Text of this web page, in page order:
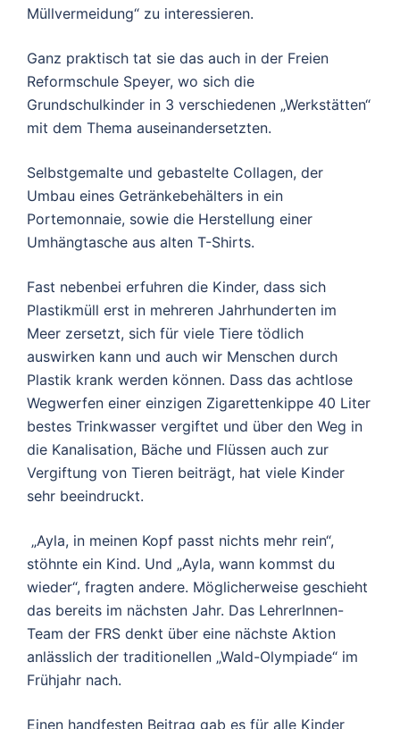
Müllvermeidung“ zu interessieren.
Ganz praktisch tat sie das auch in der Freien
Reformschule Speyer, wo sich die
Grundschulkinder in 3 verschiedenen „Werkstätten“
mit dem Thema auseinandersetzten.
Selbstgemalte und gebastelte Collagen, der
Umbau eines Getränkebehälters in ein
Portemonnaie, sowie die Herstellung einer
Umhängtasche aus alten T-Shirts.
Fast nebenbei erfuhren die Kinder, dass sich
Plastikmüll erst in mehreren Jahrhunderten im
Meer zersetzt, sich für viele Tiere tödlich
auswirken kann und auch wir Menschen durch
Plastik krank werden können. Dass das achtlose
Wegwerfen einer einzigen Zigarettenkippe 40 Liter
bestes Trinkwasser vergiftet und über den Weg in
die Kanalisation, Bäche und Flüssen auch zur
Vergiftung von Tieren beiträgt, hat viele Kinder
sehr beeindruckt.
„Ayla, in meinen Kopf passt nichts mehr rein“,
stöhnte ein Kind. Und „Ayla, wann kommst du
wieder“, fragten andere. Möglicherweise geschieht
das bereits im nächsten Jahr. Das LehrerInnen-
Team der FRS denkt über eine nächste Aktion
anlässlich der traditionellen „Wald-Olympiade“ im
Frühjahr nach.
Einen handfesten Beitrag gab es für alle Kinder